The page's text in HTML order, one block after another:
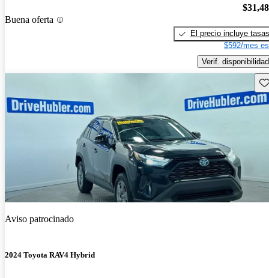
Buena oferta
El precio incluye tasas
$592/mes
Verif. disponibilidad
Aviso patrocinado
2024 Toyota RAV4 Hybrid